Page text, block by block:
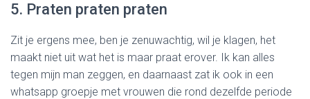
5. Praten praten praten
Zit je ergens mee, ben je zenuwachtig, wil je klagen, het
maakt niet uit wat het is maar praat erover. Ik kan alles
tegen mijn man zeggen, en daarnaast zat ik ook in een
whatsapp groepje met vrouwen die rond dezelfde periode